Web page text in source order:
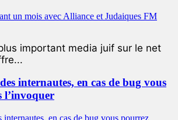
important media juif sur le net
internautes, en cas de bug vous
l’invoquer